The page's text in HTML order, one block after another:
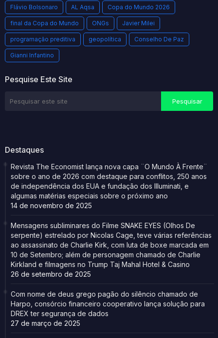
Flávio Bolsonaro AL Aqsa Copa do Mundo 2026
final da Copa do Mundo ONGs Javier Milei
programação preditiva geopolítica Conselho De Paz
Gianni Infantino
Pesquise Este Site
Destaques
Revista The Economist lança nova capa ¨O Mundo À Frente¨
sobre o ano de 2026 com destaque para conflitos, 250 anos
de independência dos EUA e fundação dos Illuminati, e
algumas matérias especiais sobre o próximo ano
14 de novembro de 2025
Mensagens subliminares do Filme SNAKE EYES (Olhos De
serpente) estrelado por Nicolas Cage, teve várias referências
ao assassinato de Charlie Kirk, com luta de boxe marcada em
10 de Setembro; além de personagem chamado de Charlie
Kirkland e filmagens no Trump Taj Mahal Hotel & Casino
26 de setembro de 2025
Com nome de deus grego pagão do silêncio chamado de
Harpo, consórcio financeiro cooperativo lança solução para
DREX ter segurança de dados
27 de março de 2025